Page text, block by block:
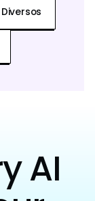
Diversos
AI